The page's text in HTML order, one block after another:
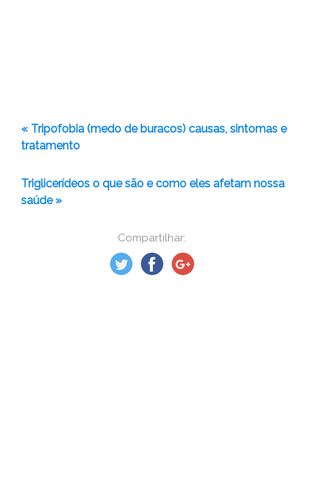
Compartilhar:
« Tripofobia (medo de buracos) causas, sintomas e
tratamento
Triglicerídeos o que são e como eles afetam nossa
saúde »